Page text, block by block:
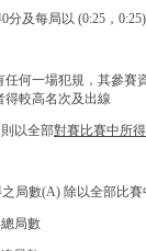
每局以 (0:25，0:25)
何一場犯規，其參賽
得較高名次及出線
以全部對賽比賽中所
局數(A) 除以全部比
得總局數